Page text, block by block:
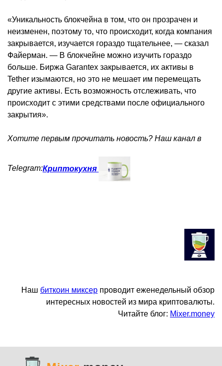
«Уникальность блокчейна в том, что он прозрачен и
неизменен, поэтому то, что происходит, когда компания
закрывается, изучается гораздо тщательнее, — сказал
Файерман. — В блокчейне можно изучить гораздо
больше. Биржа Garantex закрывается, их активы в
Tether изымаются, но это не мешает им перемещать
другие активы. Есть возможность отслеживать, что
происходит с этими средствами после официального
закрытия».
Хотите первым прочитать новость? Наш канал в
Telegram:Криптокухня
Наш биткоин миксер проводит еженедельный обзор
интересных новостей из мира криптовалюты.
Читайте блог: Mixer.money